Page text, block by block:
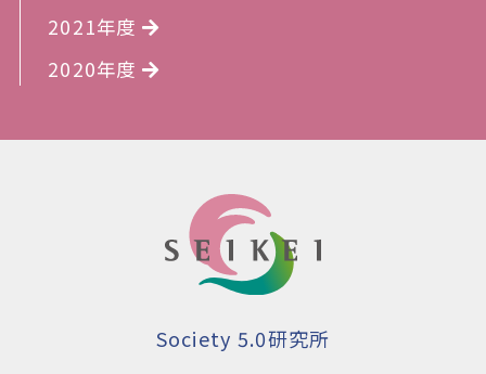
2021年度
2020年度
Society 5.0研究所